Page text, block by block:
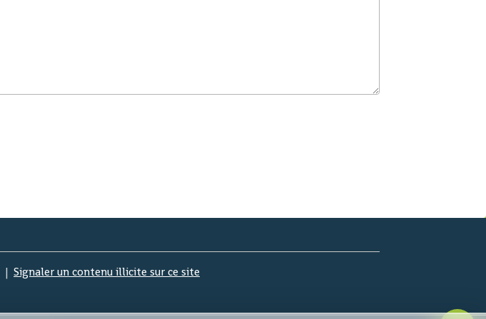
Signaler un contenu illicite sur ce site